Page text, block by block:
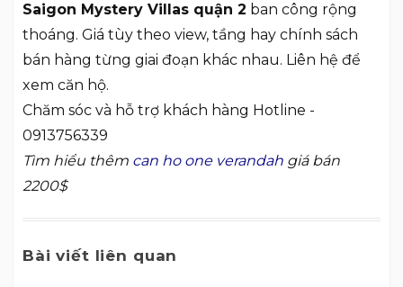
Saigon Mystery Villas quận 2 ban công rộng
thoáng. Giá tùy theo view, tầng hay chính sách
bán hàng từng giai đoạn khác nhau. Liên hệ để
xem căn hộ.
Chăm sóc và hỗ trợ khách hàng Hotline -
0913756339
Tìm hiểu thêm can ho one verandah giá bán
2200$
Bài viết liên quan